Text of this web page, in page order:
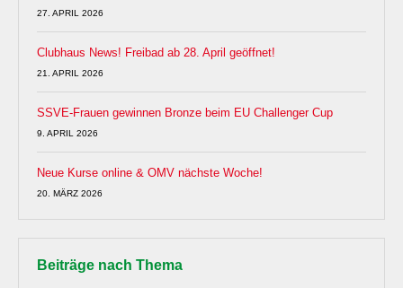
27. APRIL 2026
Clubhaus News! Freibad ab 28. April geöffnet!
21. APRIL 2026
SSVE-Frauen gewinnen Bronze beim EU Challenger Cup
9. APRIL 2026
Neue Kurse online & OMV nächste Woche!
20. MÄRZ 2026
Beiträge nach Thema